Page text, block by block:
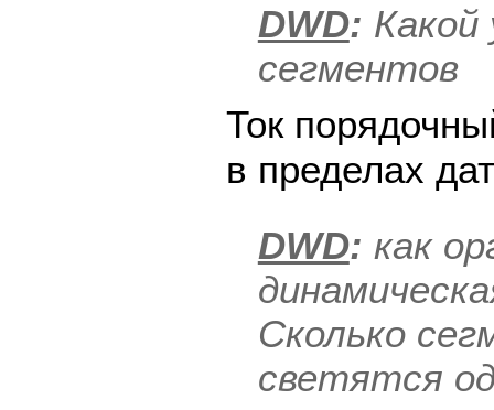
DWD:
сегментов
Ток
в пределах
DWD: как
Сколько
светятся